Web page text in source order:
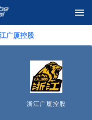
广厦控股
浙江广厦控股